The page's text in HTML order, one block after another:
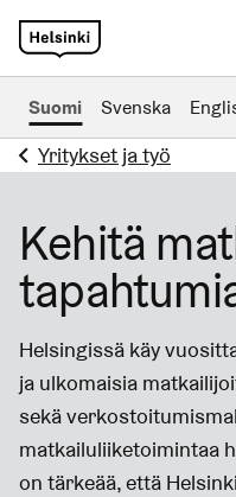
Suomi Svenska
Yritykset ja työ
Kehitä
Helsingissä käy
ja ulkomaisia
sekä
matkailuliiketoimintaa
on tärkeää, että